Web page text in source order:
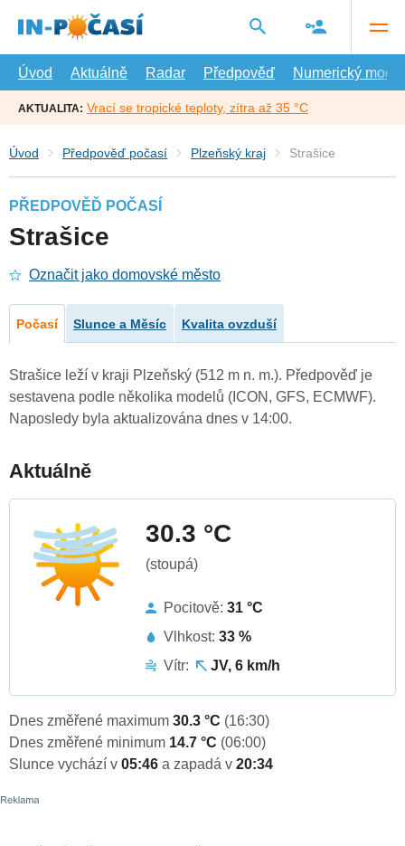
hlavní
Úvod
Aktuálně Radar Předpověď Numerický model
AKTUALITA: Vrací se tropické teploty, zítra až 35 °C
Úvod Předpověď počasí Plzeňský kraj Strašice
PŘEDPOVĚĎ POČASÍ
Strašice
Označit jako domovské město
Počasí Slunce a Měsíc Kvalita ovzduší
Strašice leží v kraji Plzeňský (512 m n. m.). Předpověď je
sestavena podle několika modelů (ICON, GFS, ECMWF).
Naposledy byla aktualizována dnes v 14:00.
Aktuálně
30.3 °C
(stoupá)
Pocitově: 31 °C
Vlhkost: 33 %
Vítr:
JV, 6 km/h
Dnes změřené maximum 30.3 °C (16:30)
Dnes změřené minimum 14.7 °C (06:00)
Slunce vychází v 05:46 a zapadá v 20:34